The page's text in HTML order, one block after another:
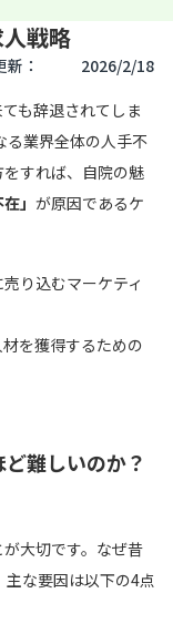
戦略
新： 2026/2/18
も辞退されてしま
る業界全体の人手不
すれば、自院の魅
」 が原因であるケ
り込むマーケティ
を獲得するための
難しいのか？
大切です。なぜ昔
な要因は以下の4点